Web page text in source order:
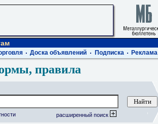
Доска объявлений Подписка Реклама
правила
расширенный поиск